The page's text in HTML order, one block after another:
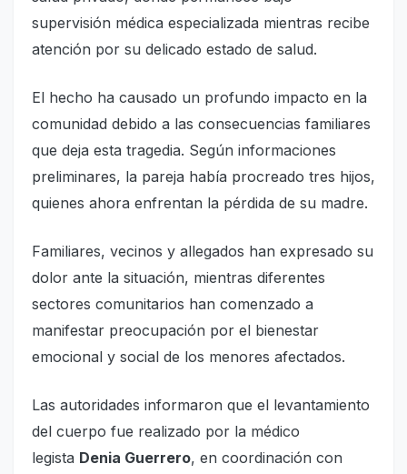
supervisión médica especializada mientras recibe
atención por su delicado estado de salud.
El hecho ha causado un profundo impacto en la
comunidad debido a las consecuencias familiares
que deja esta tragedia. Según informaciones
preliminares, la pareja había procreado tres hijos,
quienes ahora enfrentan la pérdida de su madre.
Familiares, vecinos y allegados han expresado su
dolor ante la situación, mientras diferentes
sectores comunitarios han comenzado a
manifestar preocupación por el bienestar
emocional y social de los menores afectados.
Las autoridades informaron que el levantamiento
del cuerpo fue realizado por la médico
legista Denia Guerrero, en coordinación con